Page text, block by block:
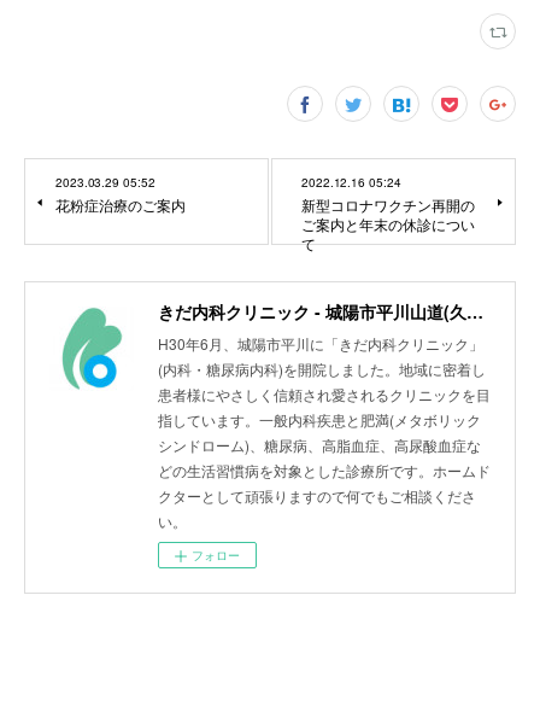
2023.03.29 05:52
花粉症治療のご案内
2022.12.16 05:24
新型コロナワクチン再開の
ご案内と年末の休診につい
て
きだ内科クリニック - 城陽市平川山道(久津川駅)
H30年6月、城陽市平川に「きだ内科クリニック」
(内科・糖尿病内科)を開院しました。地域に密着し
患者様にやさしく信頼され愛されるクリニックを目
指しています。一般内科疾患と肥満(メタボリック
シンドローム)、糖尿病、高脂血症、高尿酸血症な
どの生活習慣病を対象とした診療所です。ホームド
クターとして頑張りますので何でもご相談くださ
い。
フォロー